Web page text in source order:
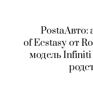
PostaАвто:
of Ecstasy от
модель